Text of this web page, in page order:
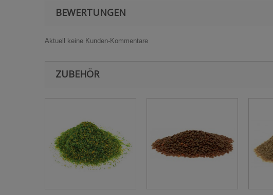
BEWERTUNGEN
Aktuell keine Kunden-Kommentare
ZUBEHÖR